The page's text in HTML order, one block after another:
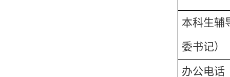
本科生辅
委书记）
办公电话